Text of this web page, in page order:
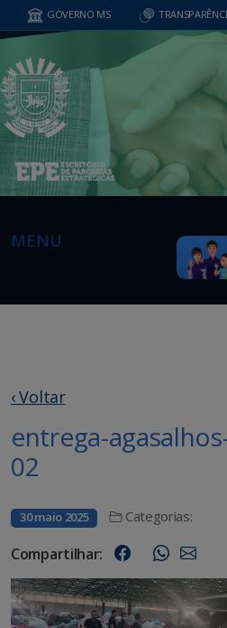
GOVERNO MS
MENU
‹ Voltar
entrega-
02
30 maio 2025 Categorias:
Compartilhar: